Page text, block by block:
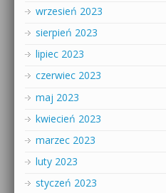
wrzesień 2023
sierpień 2023
lipiec 2023
czerwiec 2023
maj 2023
kwiecień 2023
marzec 2023
luty 2023
styczeń 2023